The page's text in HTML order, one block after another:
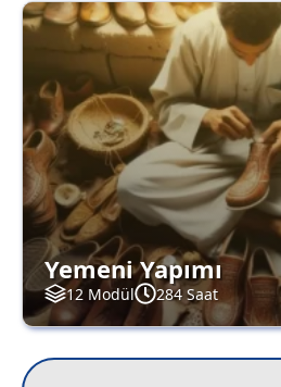
Yemeni Yapımı
12 Modül 284 Saat